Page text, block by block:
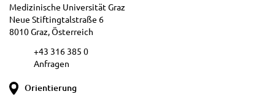
Medizinische Universität Graz
Neue Stiftingtalstraße 6
8010 Graz, Österreich
+43 316 385 0
Anfragen
Orientierung